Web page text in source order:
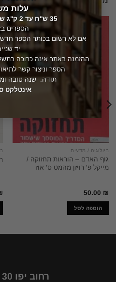
עלות
35 ש"ח עד 2 ק"ג שליח עד הבית .
הספרים
אם לא רשום בכותר הספר
יד
ההזמנה באתר אינה כרוכה
הספר וניצור קשר
תודה. שנה טובה
אינטלקט
ביולוגיה / מדעים
גוף האדם – הוראות תחזוקה /
מייקל פ' רויזן מהמט ס' אוז
50.00 ₪
הוספה לסל
רחוב יפו 30 ירושלים